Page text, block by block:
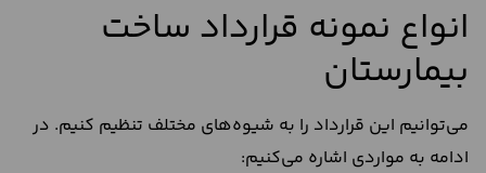
انواع نمونه قرارداد ساخت
بیمارستان
می‌توانیم این قرارداد را به شیوه‌های مختلف تنظیم کنیم. در
ادامه به مواردی اشاره می‌کنیم: